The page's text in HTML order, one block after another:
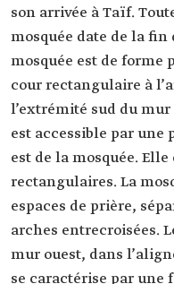
son arrivée à Taïf.
mosquée date de la fin
mosquée est de forme
cour rectangulaire à
l’extrémité sud du
est accessible par
est de la mosquée.
rectangulaires. La
espaces de prière,
arches entrecroisées.
mur ouest, dans
se caractérise par une